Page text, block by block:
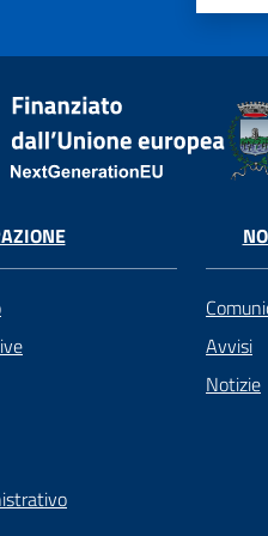
Avvisi
Notizie